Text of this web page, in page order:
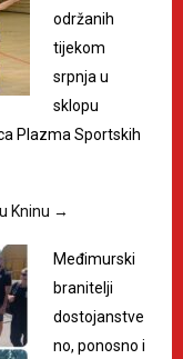
održanih
tijekom
srpnja u
sklopu
Plazma Sportskih
Kninu →
Međimurski
branitelji
dostojanstve
no, ponosno i